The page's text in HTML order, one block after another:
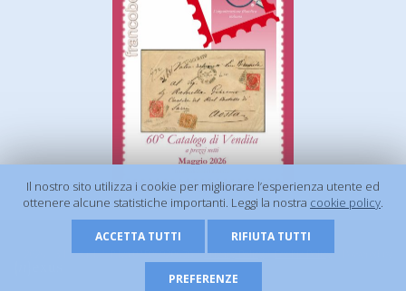
© 2026 - 3 FIL s.r.l. | P.Iva 01506920675 |Privacy Policy|Cookie Policy| Powered by
Il nostro sito utilizza i cookie per migliorare l’esperienza utente ed
ottenere alcune statistiche importanti. Leggi la nostra cookie policy.
ACCETTA TUTTI RIFIUTA TUTTI
PREFERENZE